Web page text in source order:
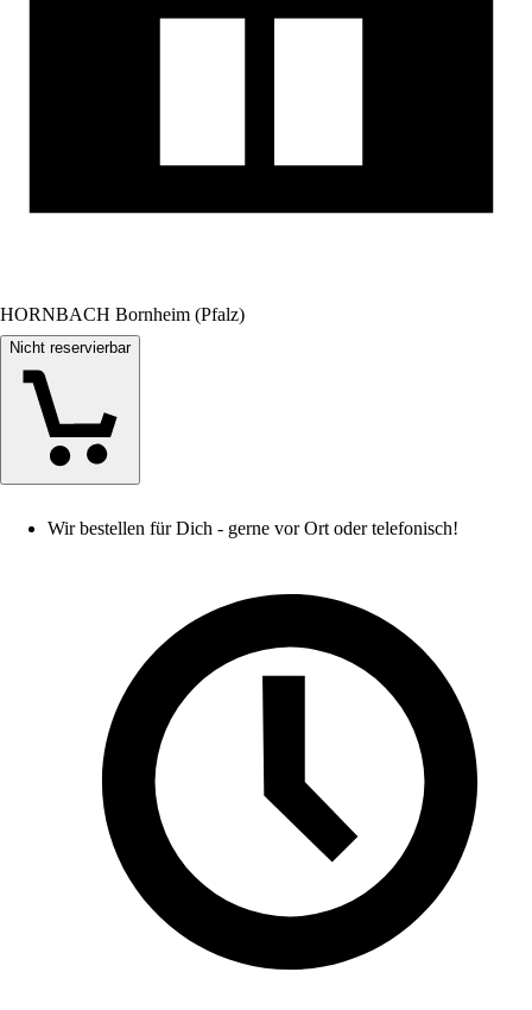
HORNBACH Bornheim (Pfalz)
Nicht reservierbar
Wir bestellen für Dich - gerne vor Ort oder telefonisch!